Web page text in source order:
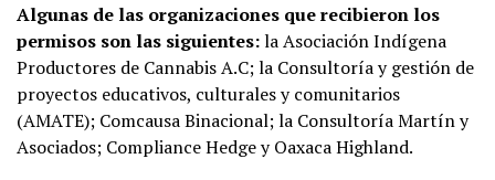
Algunas de las organizaciones que recibieron los
permisos son las siguientes:la Asociación Indígena
Productores de Cannabis A.C; la Consultoría y gestión de
proyectos educativos, culturales y comunitarios
(AMATE); Comcausa Binacional; la Consultoría Martín y
Asociados; Compliance Hedge y Oaxaca Highland.